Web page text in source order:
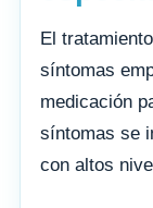
El
síntomas
medicación
síntomas se
con altos